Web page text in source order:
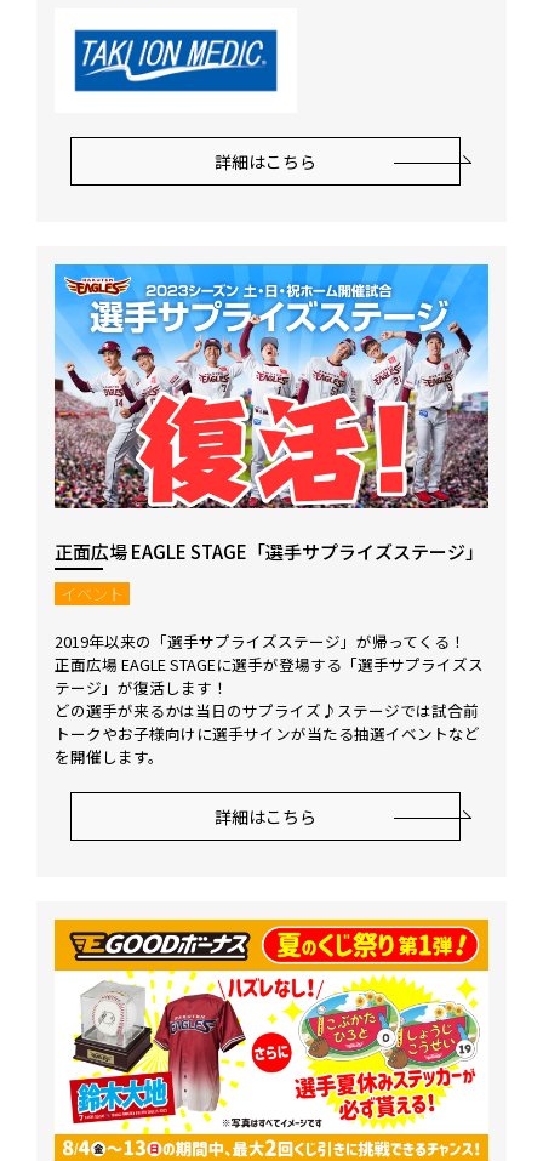
詳細はこちら
正面広場 EAGLE STAGE「選手サプライズステージ」
イベント
2019年以来の「選手サプライズステージ」が帰ってくる！
正面広場 EAGLE STAGEに選手が登場する「選手サプライズス
テージ」が復活します！
どの選手が来るかは当日のサプライズ♪ステージでは試合前
トークやお子様向けに選手サインが当たる抽選イベントなど
を開催します。
詳細はこちら